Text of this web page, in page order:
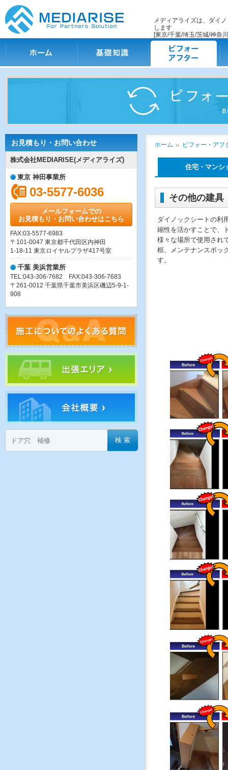
メディアライズは、ダイ
します
[東京/千葉/埼玉/茨城/神奈
ホーム 基礎知識 ビフォー・アフター 施
お見積もり・お問い合わせ
株式会社MEDIARISE(メディアライズ)
東京 神田事業所
03-5577-6036
メールフォームでの
お見積もり・お問い合わせはこちら
FAX:03-5577-6983
〒101-0047 東京都千代田区内神田
1-18-11 東京ロイヤルプラザ417号室
千葉 美浜営業所
TEL:043-306-7682 FAX:043-306-7683
〒261-0012 千葉県千葉市美浜区磯辺5-9-1-
908
ホーム ビフォー・アフ
住宅・マンシ
その他の建具
ダイノックシートの利
縮性を活かすことで、
様々な場所で使用され
框、メンテナンスボッ
す。